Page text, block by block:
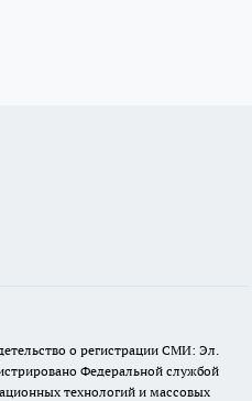
о регистрации СМИ: Эл.
Федеральной службой
технологий и массовых